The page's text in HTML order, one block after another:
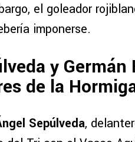
el goleador
imponerse.
y
de la
Sepúlveda,